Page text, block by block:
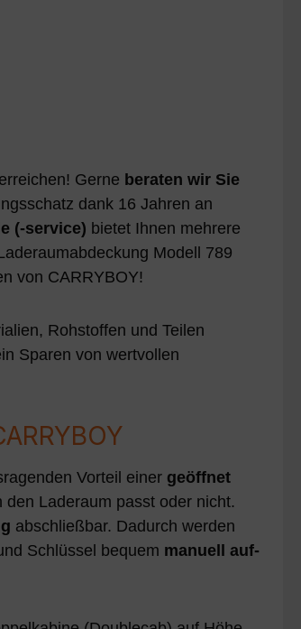
Gerne beraten wir Sie
dank 16 Jahren an
(-service) bietet Ihnen mehrere
Modell 789
von CARRYBOY!
Rohstoffen und Teilen
Sparen von wertvollen
Vorteil einer geöffnet
Laderaum passt oder nicht.
abschließbar. Dadurch werden
Schlüssel bequem manuell auf-